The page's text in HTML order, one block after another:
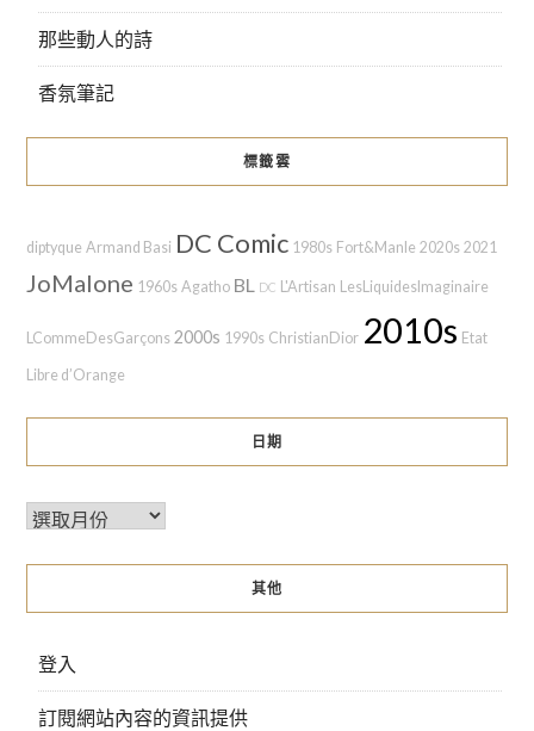
那些動人的詩
香氛筆記
標籤雲
diptyque Armand Basi DC Comic 1980s Fort&Manle 2020s 2021
JoMalone 1960s Agatho BL DC L'Artisan LesLiquidesImaginaire
LCommeDesGarçons 2000s 1990s ChristianDior 2010s Etat
Libre d’Orange
日期
其他
登入
訂閱網站內容的資訊提供